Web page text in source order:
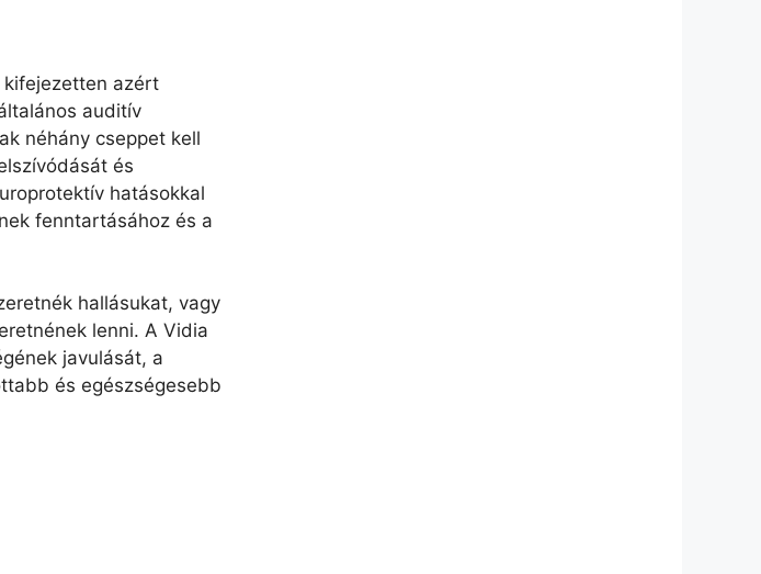
kifejezetten azért
auditív
néhány cseppet kell
és
hatásokkal
fenntartásához és a
hallásukat, vagy
lenni. A Vidia
javulását, a
és egészségesebb